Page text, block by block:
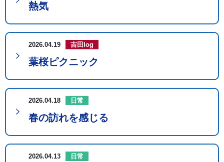
熱気
2026.04.19 吉田log
葉桜ピクニック
2026.04.18 日常
春の訪れを感じる
2026.04.13 日常